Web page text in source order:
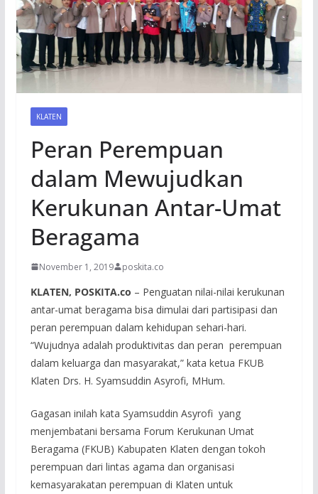
KLATEN
Peran Perempuan
dalam Mewujudkan
Kerukunan Antar-Umat
Beragama
November 1, 2019 poskita.co
KLATEN, POSKITA.co – Penguatan nilai-nilai kerukunan
antar-umat beragama bisa dimulai dari partisipasi dan
peran perempuan dalam kehidupan sehari-hari.
“Wujudnya adalah produktivitas dan peran perempuan
dalam keluarga dan masyarakat,” kata ketua FKUB
Klaten Drs. H. Syamsuddin Asyrofi, MHum.
Gagasan inilah kata Syamsuddin Asyrofi yang
menjembatani bersama Forum Kerukunan Umat
Beragama (FKUB) Kabupaten Klaten dengan tokoh
perempuan dari lintas agama dan organisasi
kemasyarakatan perempuan di Klaten untuk